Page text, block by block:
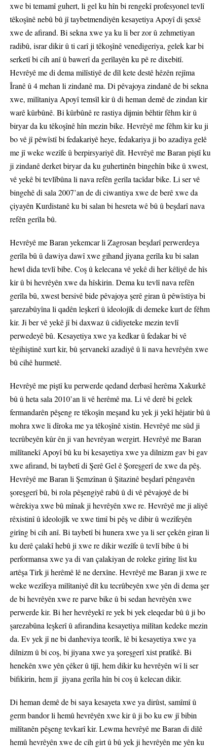
xwe bi temamî guhert, li gel ku hîn bi rengekî profesyonel tevlî
têkoşînê nebû bû jî taybetmendiyên kesayetiya Apoyî di şexsê
xwe de afirand. Bi sekna xwe ya ku li ber zor û zehmetiyan
radibû, israr dikir û ti carî ji têkoşînê venedigeriya, gelek kar bi
serketî bi cih anî û bawerî da gerîlayên ku pê re dixebitî.
Hevrêyê me di dema milîstiyê de dîl kete destê hêzên rejîma
Îranê û 4 mehan li zindanê ma. Di pêvajoya zindanê de bi sekna
xwe, milîtaniya Apoyî temsîl kir û di heman demê de zindan kir
warê kûrbûnê. Bi kûrbûnê re rastiya dijmin bêhtir fêhm kir û
biryar da ku têkoşînê hîn mezin bike. Hevrêyê me fêhm kir ku ji
bo vê jî pêwîstî bi fedakariyê heye, fedakariya ji bo azadiya gelê
me jî weke wezîfe û berpirsyariyê dît. Hevrêyê me Baran piştî ku
ji zindanê derket biryar da ku guhertinên bingehîn bike û xwest,
vê yekê bi tevlîbûna li nava refên gerîla tacîdar bike. Li ser vê
bingehê di sala 2007’an de di ciwantiya xwe de berê xwe da
çiyayên Kurdistanê ku bi salan bi hesreta wê bû û beşdarî nava
refên gerîla bû.
Hevrêyê me Baran yekemcar li Zagrosan beşdarî perwerdeya
gerîla bû û dawiya dawî xwe gihand jiyana gerîla ku bi salan
hewl dida tevlî bibe. Coş û kelecana vê yekê di her kêliyê de hîs
kir û bi hevrêyên xwe da hîskirin. Dema ku tevlî nava refên
gerîla bû, xwest bersivê bide pêvajoya şerê giran û pêwîstiya bi
şarezabûyîna li qadên leşkerî û îdeolojîk di demeke kurt de fêhm
kir. Ji ber vê yekê jî bi daxwaz û cidiyeteke mezin tevlî
perwedeyê bû. Kesayetiya xwe ya kedkar û fedakar bi vê
têgihiştinê xurt kir, bû şervanekî azadiyê û li nava hevrêyên xwe
bû cihê hurmetê.
Hevrêyê me piştî ku perwerde qedand derbasî herêma Xakurkê
bû û heta sala 2010’an li vê herêmê ma. Li vê derê bi gelek
fermandarên pêşeng re têkoşîn meşand ku yek ji yekî hêjatir bû û
mohra xwe li dîroka me ya têkoşînê xistin. Hevrêyê me sûd ji
tecrûbeyên kûr ên ji van hevrêyan wergirt. Hevrêyê me Baran
milîtanekî Apoyî bû ku bi kesayetiya xwe ya dilnizm gav bi gav
xwe afirand, bi taybetî di Şerê Gel ê Şoreşgerî de xwe da pêş.
Hevrêyê me Baran li Şemzînan û Şitazinê beşdarî pêngavên
şoreşgerî bû, bi rola pêşengiyê rabû û di vê pêvajoyê de bi
wêrekiya xwe bû mînak ji hevrêyên xwe re. Hevrêyê me ji aliyê
rêxistinî û îdeolojîk ve xwe timî bi pêş ve dibir û wezîfeyên
girîng bi cih anî. Bi taybetî bi hunera xwe ya li ser çekên giran li
ku derê çalakî hebû ji xwe re dikir wezîfe û tevlî bibe û bi
performansa xwe ya di van çalakiyan de roleke girîng lîst ku
artêşa Tirk ji herêmê lê ne derxîne. Hevrêyê me Baran ji xwe re
weke wezîfeya milîtaniyê dît ku tecrûbeyên xwe yên di dema şer
de bi hevrêyên xwe re parve bike û bi sedan hevrêyên xwe
perwerde kir. Bi her hevrêyekî re yek bi yek eleqedar bû û ji bo
şarezabûna leşkerî û afirandina kesayetiya milîtan kedeke mezin
da. Ev yek jî ne bi danheviya teorîk, lê bi kesayetiya xwe ya
dilnizm û bi coş, bi jiyana xwe ya şoreşgerî xist pratîkê. Bi
henekên xwe yên çêker û tijî, hem dikir ku hevrêyên wî li ser
bifikirin, hem jî jiyana gerîla hîn bi coş û kelecan dikir.
Di heman demê de bi saya kesayeta xwe ya dirûst, samîmî û
germ bandor li hemû hevrêyên xwe kir û ji bo ku ew jî bibin
milîtanên pêşeng tevkarî kir. Lewma hevrêyê me Baran di dilê
hemû hevrêyên xwe de cih girt û bû yek ji hevrêyên me yên ku